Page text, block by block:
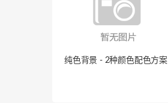
纯色背景 - 2种颜色配色方案